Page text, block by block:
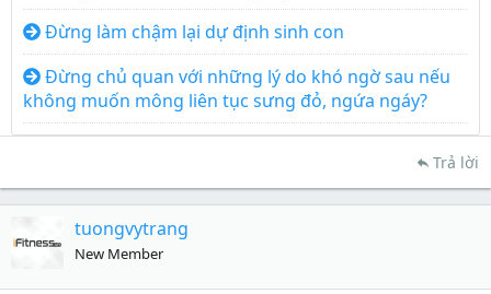
Đừng làm chậm lại dự định sinh con
Đừng chủ quan với những lý do khó ngờ sau nếu
không muốn mông liên tục sưng đỏ, ngứa ngáy?
Trả lời
tuongvytrang
New Member